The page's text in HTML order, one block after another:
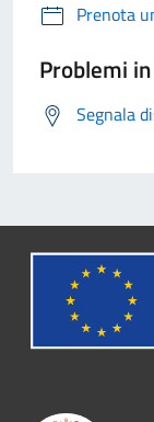
Prenota
Problemi
Segnala